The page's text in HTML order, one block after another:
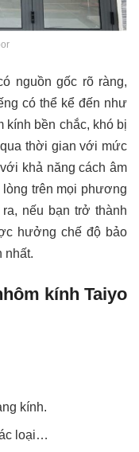
nguồn gốc rõ ràng,
có thể kể đến như
kính bền chắc, khó bị
thời gian với mức
khả năng cách âm
trên mọi phương
nếu bạn trở thành
hưởng chế độ bảo
nhất.
kính Taiyo
kính.
loại…